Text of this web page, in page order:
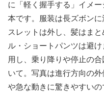
に「軽く握手する」イメ
本です。服装は長ズボン
スレットは外し、髪はま
ル・ショートパンツは避
用し、乗り降りや停止の
いて。写真は進行方向の
や急な動きに驚きやすい